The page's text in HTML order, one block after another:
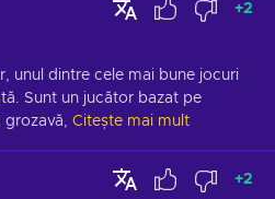
+2
unul dintre cele mai bune jocuri
Sunt un jucător bazat pe
Citește mai mult
+2